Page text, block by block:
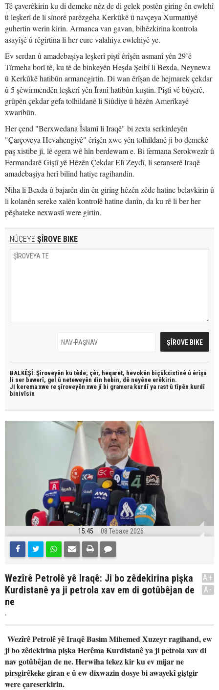
Tê çaverêkirin ku di demeke nêz de di gelek postên giring ên ewlehî
û leşkerî de li sînorê parêzgeha Kerkûkê û navçeya Xurmatûyê
guhertin werin kirin. Armanca van gavan, bihêzkirina kontrola
asayîşê û rêgirtina li her cure valahiya ewlehiyê ye.
Ev serdan û amadebaşiya leşkerî piştî êrîşên asmanî yên 29’ê
Tîrmeha borî tê, ku tê de binkeyên Heşda Şeibî li Bexda, Neynewa
û Kerkûkê hatibûn armancgirtin. Di wan êrîşan de hejmarek çekdar
û 5 şêwirmendên leşkerî yên Îranî hatibûn kuştin. Piştî vê bûyerê,
grûpên çekdar gefa tolhildanê li Siûdiye û hêzên Amerîkayê
xwaribûn.
Her çend "Berxwedana Îslamî li Iraqê" bi zexta serkirdeyên
"Çarçoveya Hevahengiyê" êrîşên xwe yên tolhildanê ji bo demekê
paş xistibe jî, lê egera wê hîn berdewam e. Bi fermana Serokwezîr û
Fermandarê Giştî yê Hêzên Çekdar Elî Zeydî, li seranserê Iraqê
amadebaşiya herî bilind hatiye ragihandin.
Niha li Bexda û bajarên din ên giring hêzên zêde hatine belavkirin û
li kolanên sereke xalên kontrolê hatine danîn, da ku rê li ber her
pêşhateke nexwastî were girtin.
NÛÇEYE ŞÎROVE BIKE
BALKÊŞÎ: Şîroveyên ku têde; çêr, heqaret, hevokên biçûkxistinê û êrîşa
li ser bawerî, gel û neteweyên din hebin, dê neyêne erêkirin.
JI kerema xwe re şîroveyên xwe jî bi gramera kurdî ya rast û tîpên kurdî
binivîsin
15:45 08 Tebaxe 2026
Wezîrê Petrolê yê Iraqê: Ji bo zêdekirina pişka
Kurdistanê ya ji petrola xav em di gotûbêjan de
ne
.
A+
A-
Wezîrê Petrolê yê Iraqê Basim Mihemed Xuzeyr ragihand, ew
ji bo zêdekirina pişka Herêma Kurdistanê ya ji petrola xav di
nav gotûbêjan de ne. Herwiha tekez kir ku ev mijar ne
pirsgirêkeke giran e û ew dixwazin dosye bi awayekî giştgir
were çareserkirin.